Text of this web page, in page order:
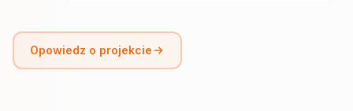
Opowiedz o projekcie